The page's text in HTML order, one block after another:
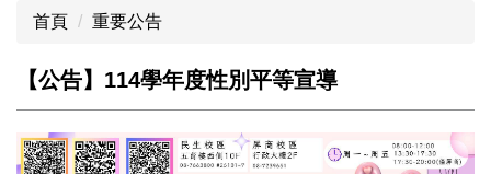
首頁 重要公告
【公告】114學年度性別平等宣導